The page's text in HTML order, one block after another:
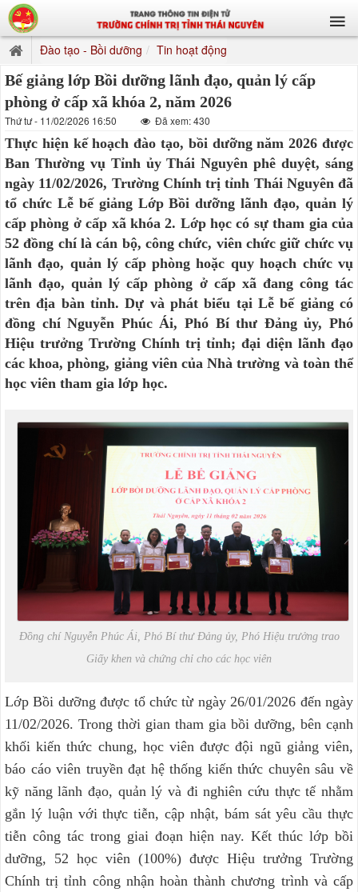
Đào tạo - Bồi dưỡng Tin hoạt động
Bế giảng lớp Bồi dưỡng lãnh đạo, quản lý cấp
phòng ở cấp xã khóa 2, năm 2026
Thứ tư - 11/02/2026 16:50 Đã xem: 430
Thực hiện kế hoạch đào tạo, bồi dưỡng năm 2026 được
Ban Thường vụ Tỉnh ủy Thái Nguyên phê duyệt, sáng
ngày 11/02/2026, Trường Chính trị tỉnh Thái Nguyên đã
tổ chức Lễ bế giảng Lớp Bồi dưỡng lãnh đạo, quản lý
cấp phòng ở cấp xã khóa 2. Lớp học có sự tham gia của
52 đồng chí là cán bộ, công chức, viên chức giữ chức vụ
lãnh đạo, quản lý cấp phòng hoặc quy hoạch chức vụ
lãnh đạo, quản lý cấp phòng ở cấp xã đang công tác
trên địa bàn tỉnh. Dự và phát biểu tại Lễ bế giảng có
đồng chí Nguyễn Phúc Ái, Phó Bí thư Đảng ủy, Phó
Hiệu trưởng Trường Chính trị tỉnh; đại diện lãnh đạo
các khoa, phòng, giảng viên của Nhà trường và toàn thể
học viên tham gia lớp học.
Đồng chí Nguyễn Phúc Ái, Phó Bí thư Đảng ủy, Phó Hiệu trưởng trao
Giấy khen và chứng chỉ cho các học viên
Lớp Bồi dưỡng được tổ chức từ ngày 26/01/2026 đến ngày
11/02/2026. Trong thời gian tham gia bồi dưỡng, bên cạnh
khối kiến thức chung, học viên được đội ngũ giảng viên,
báo cáo viên truyền đạt hệ thống kiến thức chuyên sâu về
kỹ năng lãnh đạo, quản lý và đi nghiên cứu thực tế nhằm
gắn lý luận với thực tiễn, cập nhật, bám sát yêu cầu thực
tiễn công tác trong giai đoạn hiện nay. Kết thúc lớp bồi
dưỡng, 52 học viên (100%) được Hiệu trưởng Trường
Chính trị tỉnh công nhận hoàn thành chương trình và cấp